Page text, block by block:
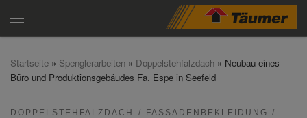
Zum Inhalt springen
Startseite » Spenglerarbeiten » Doppelstehfalzdach » Neubau eines
Büro und Produktionsgebäudes Fa. Espe in Seefeld
DOPPELSTEHFALZDACH
FASSADENBEKLEIDUNG